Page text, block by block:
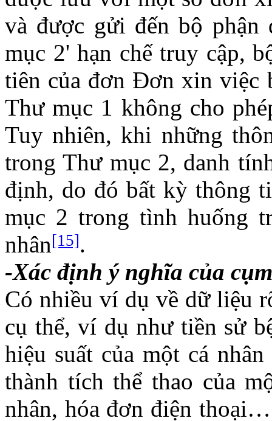
và được gửi đến bộ phận
mục 2' hạn chế truy cập,
tiên của đơn Đơn xin việc
Thư mục 1 không cho
Tuy nhiên, khi những
trong Thư mục 2, danh
định, do đó bất kỳ thông
mục 2 trong tình huống
nhân[15].
-Xác định ý nghĩa của
Có nhiều ví dụ về dữ liệu
cụ thể, ví dụ như tiền sử
hiệu suất của một cá
thành tích thể thao của
nhân, hóa đơn điện